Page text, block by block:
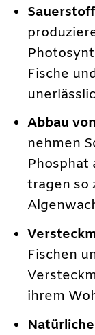
Fische
Abbau
nehmen
Phosphat
tragen so
Fischen
ihrem